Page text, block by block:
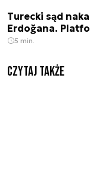
Turecki sąd
Erdoğana.
5 min.
Czytaj także